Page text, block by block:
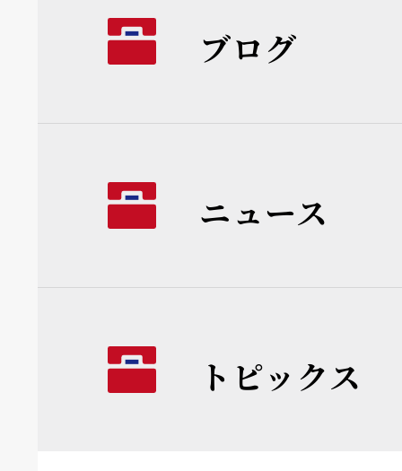
ブログ
ニュース
トピックス